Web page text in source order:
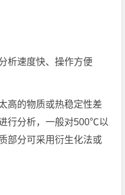
析速度快、操作方便
高的物质或热稳定性差
行分析，一般对500℃以
部分可采用衍生化法或